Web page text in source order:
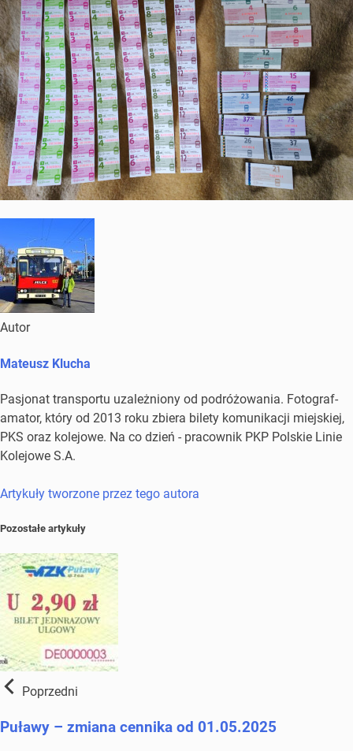
Autor
Mateusz Klucha
Pasjonat transportu uzależniony od podróżowania. Fotograf-
amator, który od 2013 roku zbiera bilety komunikacji miejskiej,
PKS oraz kolejowe. Na co dzień - pracownik PKP Polskie Linie
Kolejowe S.A.
Artykuły tworzone przez tego autora
Pozostałe artykuły
Poprzedni
Puławy – zmiana cennika od 01.05.2025